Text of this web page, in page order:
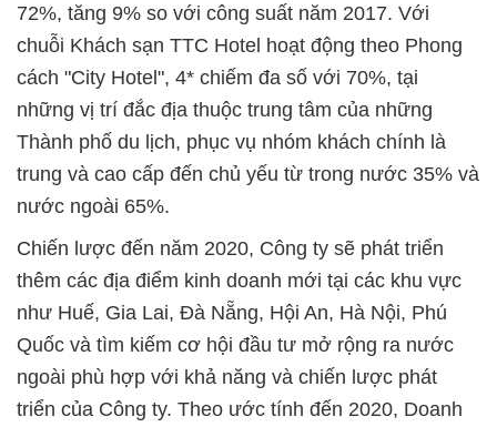
72%, tăng 9% so với công suất năm 2017. Với
chuỗi Khách sạn TTC Hotel hoạt động theo Phong
cách "City Hotel", 4* chiếm đa số với 70%, tại
những vị trí đắc địa thuộc trung tâm của những
Thành phố du lịch, phục vụ nhóm khách chính là
trung và cao cấp đến chủ yếu từ trong nước 35% và
nước ngoài 65%.
Chiến lược đến năm 2020, Công ty sẽ phát triển
thêm các địa điểm kinh doanh mới tại các khu vực
như Huế, Gia Lai, Đà Nẵng, Hội An, Hà Nội, Phú
Quốc và tìm kiếm cơ hội đầu tư mở rộng ra nước
ngoài phù hợp với khả năng và chiến lược phát
triển của Công ty. Theo ước tính đến 2020, Doanh